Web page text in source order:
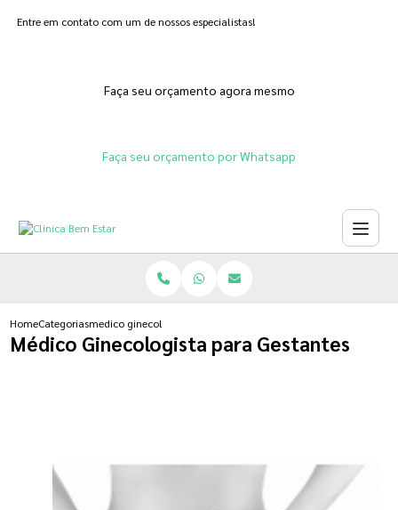
Entre em contato com um de nossos especialistas!
Faça seu orçamento agora mesmo
Faça seu orçamento por Whatsapp
HomeCategoriasmedico ginecologista para gestantes
Médico Ginecologista para Gestantes